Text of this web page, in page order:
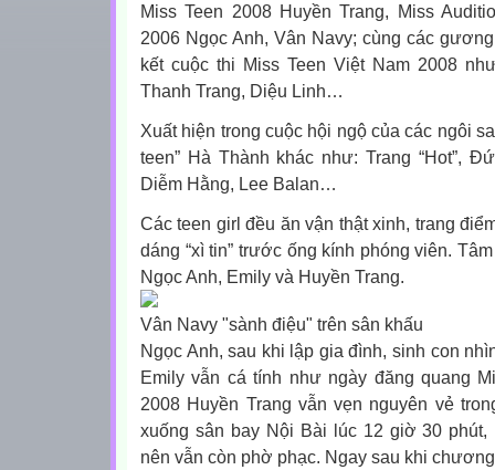
Miss Teen 2008 Huyền Trang, Miss
2006 Ngọc Anh, Vân Navy; cùng các
kết cuộc thi Miss Teen Việt Nam 2008
Thanh Trang, Diệu Linh…
Xuất hiện trong cuộc hội ngộ của các ngôi
teen” Hà Thành khác như: Trang “Hot”,
Diễm Hằng, Lee Balan…
Các teen girl đều ăn vận thật xinh, trang
dáng “xì tin” trước ống kính phóng viên.
Ngọc Anh, Emily và Huyền Trang.
Vân Navy "sành điệu" trên sân khấu
Ngọc Anh, sau khi lập gia đình, sinh con
Emily vẫn cá tính như ngày đăng quang
2008 Huyền Trang vẫn vẹn nguyên vẻ
xuống sân bay Nội Bài lúc 12 giờ 30 phút,
nên vẫn còn phờ phạc. Ngay sau khi